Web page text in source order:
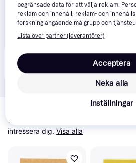
Produkten finns även hos 1 butik som
samarbeta med PriceRunner.
Relaterade produkter
Vi har plockat fram ett urval av
intressera dig. Visa alla
begränsade data för att välja reklam.
reklam och innehåll, reklam- och
forskning angående målgrupp och
Lista över partner (leverantörer)
Neka alla
Acceptera
Inställningar